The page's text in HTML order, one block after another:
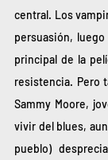
central. Los
persuasión,
principal de la
resistencia. Pero
Sammy Moore,
vivir del blues,
pueblo)